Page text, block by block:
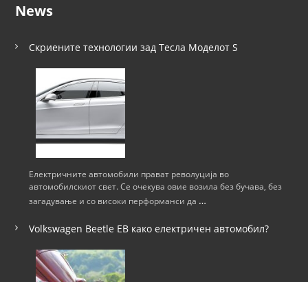
News
Скриените технологии зад Тесла Моделот S
Електричните автомобили прават револуција во
автомобилскиот свет. Се очекува овие возила без бучава, без
загадување и со високи перформанси да …
Volkswagen Beetle ЕВ како електричен автомобил?